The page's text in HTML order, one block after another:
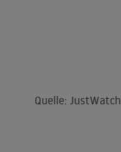
Quelle: JustWatch